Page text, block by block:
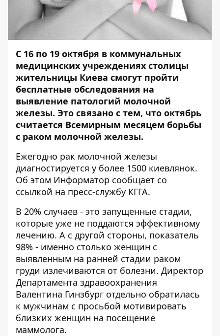
С 16 по 19 октября в коммунальных
медицинских учреждениях столицы
жительницы Киева смогут пройти
бесплатные обследования на
выявление патологий молочной
железы. Это связано с тем, что октябрь
считается Всемирным месяцем борьбы
с раком молочной железы.
Ежегодно рак молочной железы
диагностируется у более 1500 киевлянок.
Об этом Информатор сообщает со
ссылкой на пресс-службу КГГА.
В 20% случаев - это запущенные стадии,
которые уже не поддаются эффективному
лечению. А с другой стороны, показатель
98% - именно столько женщин с
выявленным на ранней стадии раком
груди излечиваются от болезни. Директор
Департамента здравоохранения
Валентина Гинзбург отдельно обратилась
к мужчинам с просьбой мотивировать
близких женщин на посещение
маммолога.